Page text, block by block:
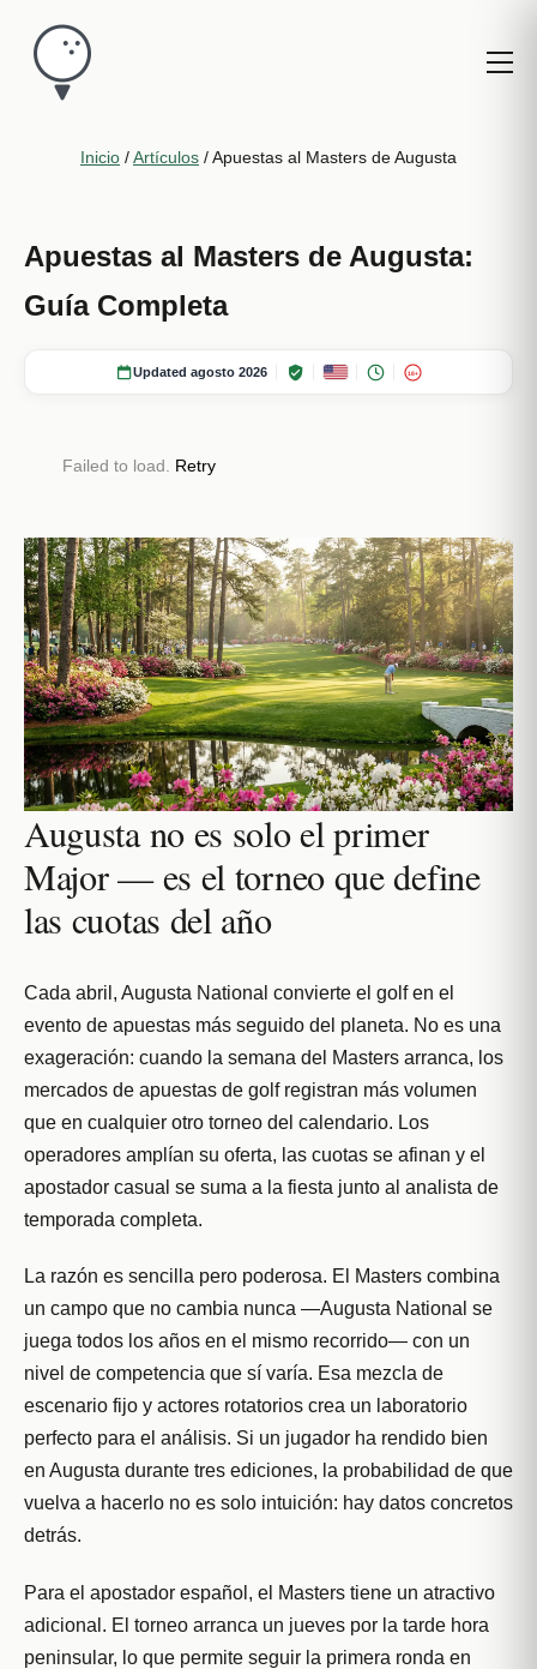
Inicio /Artículos /Apuestas al Masters de Augusta
Apuestas al Masters de Augusta:
Guía Completa
Updated agosto 2026 18+
Failed to load. Retry
Augusta no es solo el primer
Major — es el torneo que define
las cuotas del año
Cada abril, Augusta National convierte el golf en el
evento de apuestas más seguido del planeta. No es una
exageración: cuando la semana del Masters arranca, los
mercados de apuestas de golf registran más volumen
que en cualquier otro torneo del calendario. Los
operadores amplían su oferta, las cuotas se afinan y el
apostador casual se suma a la fiesta junto al analista de
temporada completa.
La razón es sencilla pero poderosa. El Masters combina
un campo que no cambia nunca —Augusta National se
juega todos los años en el mismo recorrido— con un
nivel de competencia que sí varía. Esa mezcla de
escenario fijo y actores rotatorios crea un laboratorio
perfecto para el análisis. Si un jugador ha rendido bien
en Augusta durante tres ediciones, la probabilidad de que
vuelva a hacerlo no es solo intuición: hay datos concretos
detrás.
Para el apostador español, el Masters tiene un atractivo
adicional. El torneo arranca un jueves por la tarde hora
peninsular, lo que permite seguir la primera ronda en